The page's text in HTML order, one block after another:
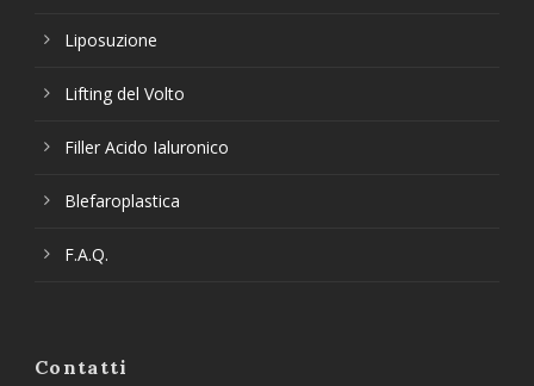
Liposuzione
Lifting del Volto
Filler Acido Ialuronico
Blefaroplastica
F.A.Q.
Contatti